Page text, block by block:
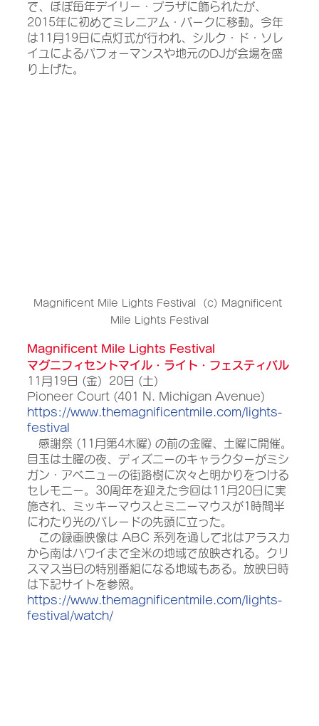
で、ほぼ毎年デイリー・プラザに飾られたが、
2015年に初めてミレニアム・パークに移動。今年
は11月19日に点灯式が行われ、シルク・ド・ソレ
イユによるパフォーマンスや地元のDJが会場を盛
り上げた。
Magnificent Mile Lights Festival  (c) Magnificent
Mile Lights Festival
Magnificent Mile Lights Festival
マグニフィセントマイル・ライト・フェスティバル
11月19日 (金)  20日 (土)
Pioneer Court (401 N. Michigan Avenue)
https://www.themagnificentmile.com/lights-
festival
感謝祭 (11月第4木曜) の前の金曜、土曜に開催。
目玉は土曜の夜、ディズニーのキャラクターがミシ
ガン・アベニューの街路樹に次々と明かりをつける
セレモニー。30周年を迎えた今回は11月20日に実
施され、ミッキーマウスとミニーマウスが1時間半
にわたり光のパレードの先頭に立った。
この録画映像は ABC 系列を通して北はアラスカ
から南はハワイまで全米の地域で放映される。クリ
スマス当日の特別番組になる地域もある。放映日時
は下記サイトを参照。
https://www.themagnificentmile.com/lights-
festival/watch/